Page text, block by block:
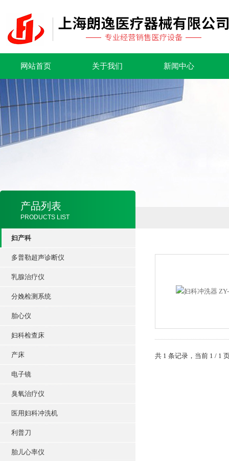
网站首页 关于我们 新闻中心
产品列表
PRODUCTS LIST
妇产科
多普勒超声诊断仪
乳腺治疗仪
分娩检测系统
胎心仪
妇科检查床
产床
电子镜
臭氧治疗仪
医用妇科冲洗机
利普刀
胎儿心率仪
共 1 条记录，当前 1 / 1